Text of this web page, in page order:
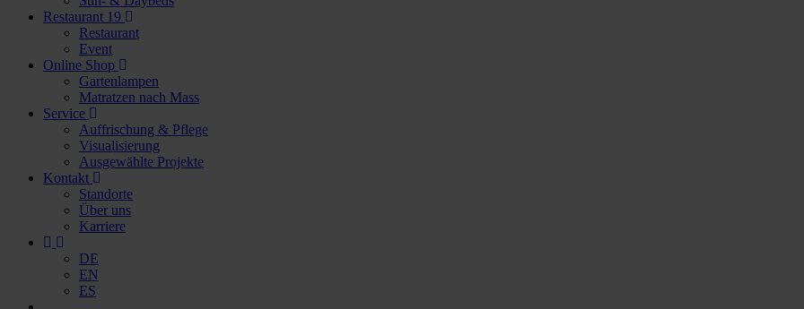
Restaurant 19
Restaurant
Event
Online Shop
Gartenlampen
Matratzen nach Mass
Service
Auffrischung & Pflege
Visualisierung
Ausgewählte Projekte
Kontakt
Standorte
Über uns
Karriere
DE
EN
ES